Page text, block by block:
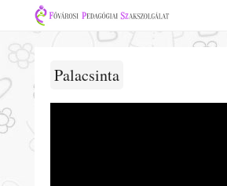
Palacsinta